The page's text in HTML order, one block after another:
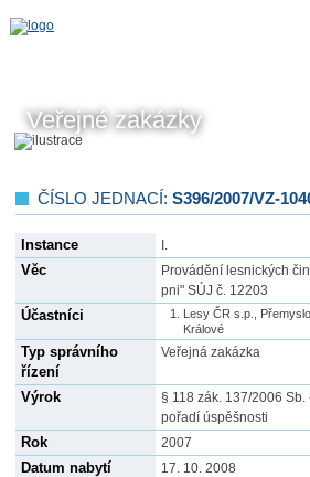
Veřejné zakázky
ČÍSLO JEDNACÍ: S396/2007/VZ-
Instance I.
Věc
Provádění lesnických
pni" SÚJ č. 12203
Účastníci
Lesy ČR s.p.,
Králové
Typ správního
řízení
Veřejná zakázka
Výrok
§ 118 zák. 137/2006
pořadí úspěšnosti
Rok 2007
Datum nabytí
17. 10. 2008